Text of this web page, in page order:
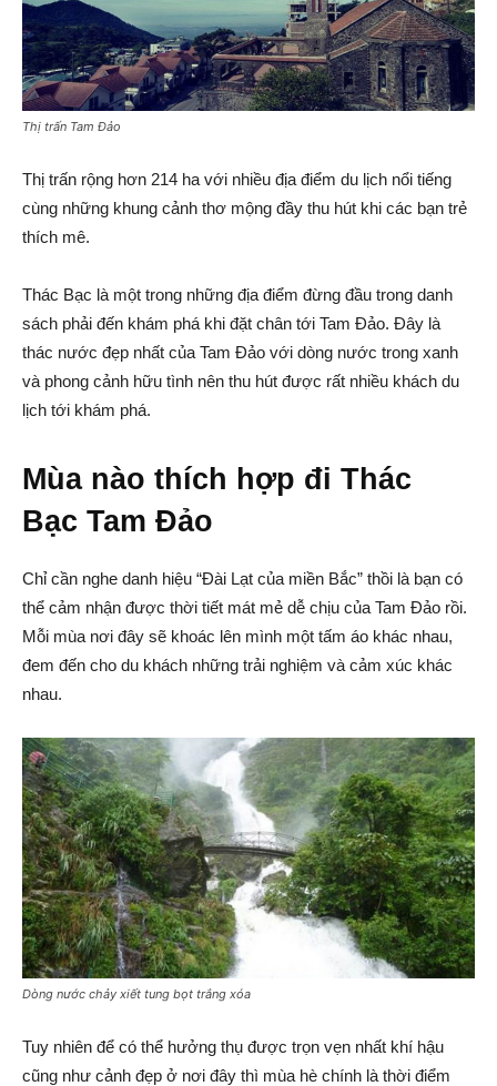
Thị trấn Tam Đảo
Thị trấn rộng hơn 214 ha với nhiều địa điểm du lịch nổi tiếng
cùng những khung cảnh thơ mộng đầy thu hút khi các bạn trẻ
thích mê.
Thác Bạc là một trong những địa điểm đừng đầu trong danh
sách phải đến khám phá khi đặt chân tới Tam Đảo. Đây là
thác nước đẹp nhất của Tam Đảo với dòng nước trong xanh
và phong cảnh hữu tình nên thu hút được rất nhiều khách du
lịch tới khám phá.
Mùa nào thích hợp đi Thác
Bạc Tam Đảo
Chỉ cần nghe danh hiệu “Đài Lạt của miền Bắc” thồi là bạn có
thể cảm nhận được thời tiết mát mẻ dễ chịu của Tam Đảo rồi.
Mỗi mùa nơi đây sẽ khoác lên mình một tấm áo khác nhau,
đem đến cho du khách những trải nghiệm và cảm xúc khác
nhau.
Dòng nước chảy xiết tung bọt trắng xóa
Tuy nhiên để có thể hưởng thụ được trọn vẹn nhất khí hậu
cũng như cảnh đẹp ở nơi đây thì mùa hè chính là thời điểm